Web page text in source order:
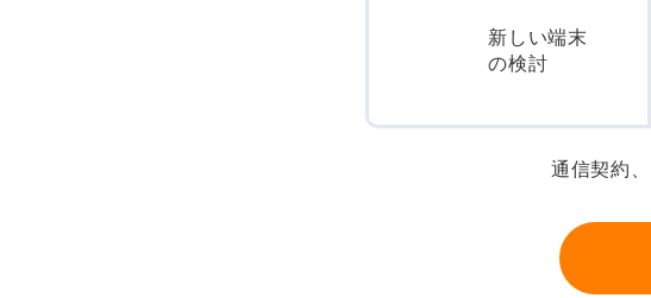
新しい端末
の検討
通信契約